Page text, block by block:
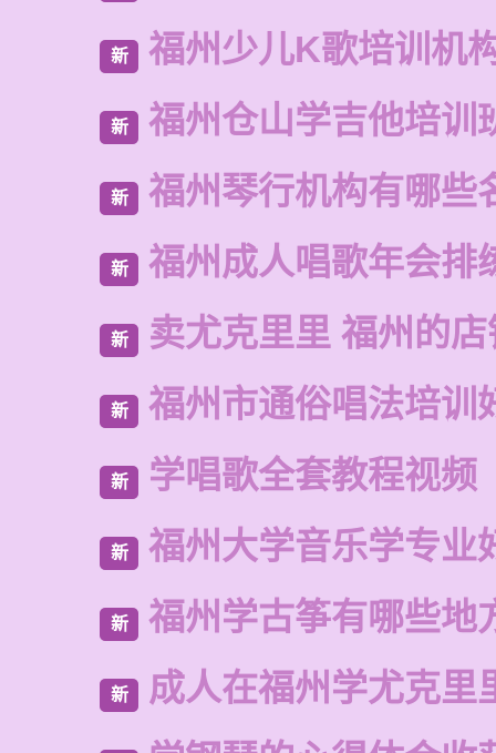
新 福州少儿K歌培训机
新 福州仓山学吉他培训
新 福州琴行机构有哪些
新 福州成人唱歌年会排
新 卖尤克里里 福州的店
新 福州市通俗唱法培训
新 学唱歌全套教程视频
新 福州大学音乐学专业
新 福州学古筝有哪些地
新 成人在福州学尤克里